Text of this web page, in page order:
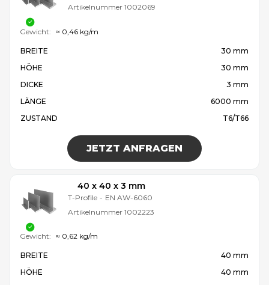
Artikelnummer 1002069
BREITE
30 mm
HÖHE
30 mm
DICKE
3 mm
LÄNGE
6000 mm
ZUSTAND
T6/T66
JETZT ANFRAGEN
Gewicht: ≈ 0,46 kg/m
40 x 40 x 3 mm
T-Profile - EN AW-6060
Artikelnummer 1002223
BREITE
40 mm
HÖHE
40 mm
Gewicht: ≈ 0,62 kg/m